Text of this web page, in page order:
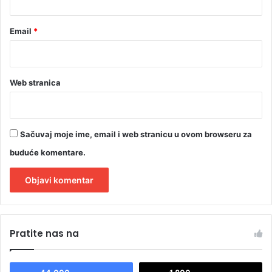
i
h
p
t
g
o
i
n
Email *
Web stranica
Sačuvaj moje ime, email i web stranicu u ovom browseru za
buduće komentare.
tPratite nas na